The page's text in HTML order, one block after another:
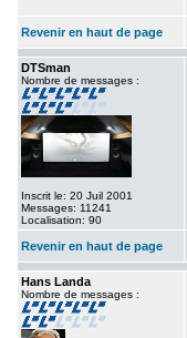
Revenir en haut de page
DTSman
Nombre de messages :
Inscrit le: 20 Juil 2001
Messages: 11241
Localisation: 90
Revenir en haut de page
Hans Landa
Nombre de messages :